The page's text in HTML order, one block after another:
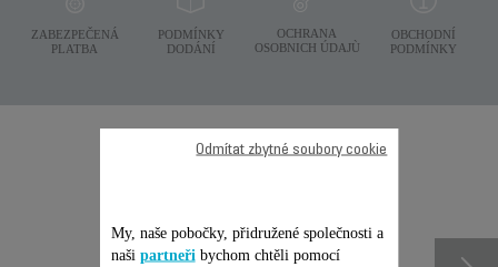
ZABEZPEČENÁ
PLATBA
PODMÍNKY
DODÁNÍ
OCHRANA
OSOBNICH ÚDAJÙ
OBCHODNÍ
PODMÍNKY
Další doporučené
My, naše pobočky, přidružené společnosti a
naši partneři bychom chtěli pomocí
Odmítat zbytné soubory cookie